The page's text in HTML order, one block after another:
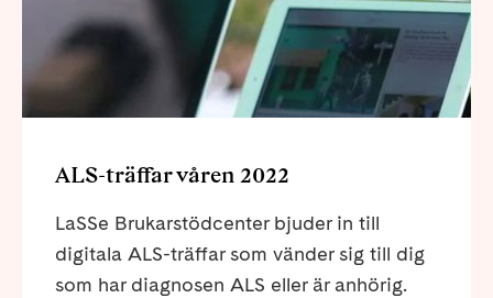
ALS-träffar våren 2022
LaSSe Brukarstödcenter bjuder in till
digitala ALS-träffar som vänder sig till dig
som har diagnosen ALS eller är anhörig.